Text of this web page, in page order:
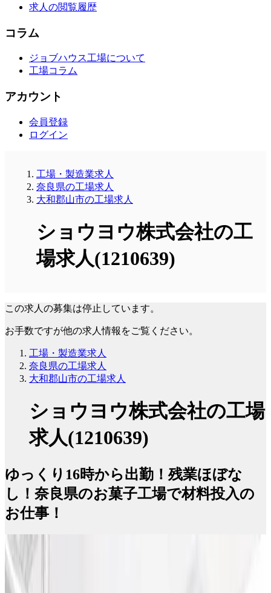
求人の閲覧履歴
コラム
ジョブハウス工場について
工場コラム
アカウント
会員登録
ログイン
工場・製造業求人
奈良県の工場求人
大和郡山市の工場求人
ショウヨウ株式会社の工
場求人(1210639)
この求人の募集は停止しています。
お手数ですが他の求人情報をご覧ください。
工場・製造業求人
奈良県の工場求人
大和郡山市の工場求人
ショウヨウ株式会社の工場
求人(1210639)
ゆっくり16時から出勤！残業ほぼな
し！奈良県のお菓子工場で材料投入の
お仕事！